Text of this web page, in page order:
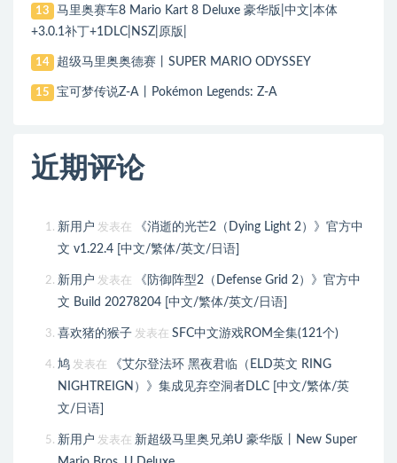
13
马里奥赛车8 Mario Kart 8 Deluxe 豪华版|中文|本体
+3.0.1补丁+1DLC|NSZ|原版|
14 超级马里奥奥德赛丨SUPER MARIO ODYSSEY
15 宝可梦传说Z-A丨Pokémon Legends: Z-A
近期评论
新用户 发表在
《消逝的光芒2（Dying Light 2）》官方中
文 v1.22.4 [中文/繁体/英文/日语]
新用户 发表在
《防御阵型2（Defense Grid 2）》官方中
文 Build 20278204 [中文/繁体/英文/日语]
喜欢猪的猴子 发表在 SFC中文游戏ROM全集(121个)
鸠 发表在
《艾尔登法环 黑夜君临（ELD英文 RING
NIGHTREIGN）》集成见弃空洞者DLC [中文/繁体/英
文/日语]
新用户 发表在 新超级马里奥兄弟U 豪华版丨New Super